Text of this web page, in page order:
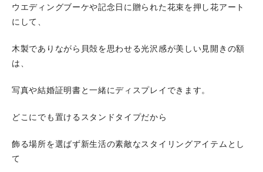
ウエディングブーケや記念日に贈られた花束を押し花アート
にして、
木製でありながら貝殻を思わせる光沢感が美しい見開きの額
は、
写真や結婚証明書と一緒にディスプレイできます。
どこにでも置けるスタンドタイプだから
飾る場所を選ばず新生活の素敵なスタイリングアイテムとし
て